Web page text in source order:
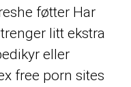
føtter Har
litt ekstra
eller
free porn sites